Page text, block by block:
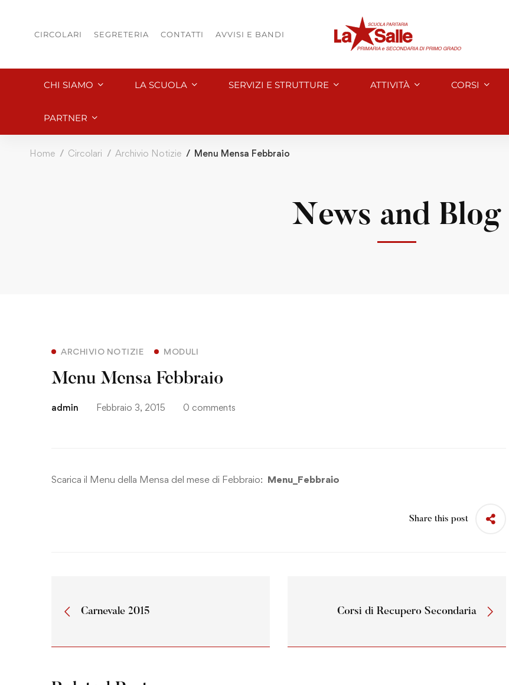
CIRCOLARI SEGRETERIA CONTATTI AVVISI E BANDI
CHI SIAMO LA SCUOLA SERVIZI E STRUTTURE ATTIVITÀ CORSI
PARTNER
Home Circolari Archivio Notizie Menu Mensa Febbraio
News and Blog
ARCHIVIO NOTIZIE MODULI
Menu Mensa Febbraio
admin Febbraio 3, 2015 0 comments
Scarica il Menu della Mensa del mese di Febbraio: Menu_Febbraio
Share this post
Carnevale 2015 Corsi di Recupero Secondaria